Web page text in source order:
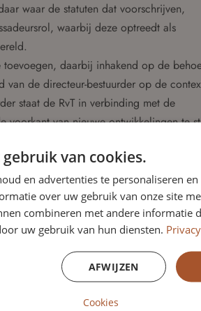
waar de statuten dat voorschrijven,
waarbij deze optreedt als
daarbij inhakend op de
van de directeur-bestuurder op de
staat de RvT in verbinding met de
voorkant van nieuwe ontwikkelingen te
vier leden. Er zijn drie commissies
de PVT-commissie. Verder wonen de
en cliëntenorganisaties bij. Twee keer
per jaar. Daarnaast worden
van haar leden, waaronder de
van cookies.
en advertenties te personaliseren
over uw gebruik van onze site
combineren met andere informatie
uw gebruik van hun diensten.
AFWIJZEN
Cookies